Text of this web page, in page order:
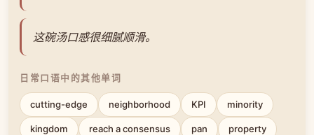
这碗汤口感很细腻顺滑。
日常口语中的其他单词
cutting-edge neighborhood KPI minority
kingdom reach a consensus pan property